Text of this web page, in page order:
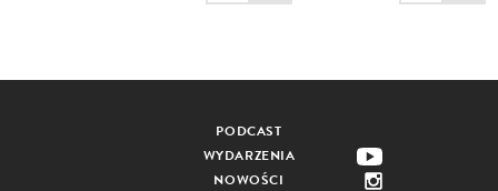
PODCAST
WYDARZENIA
NOWOŚCI